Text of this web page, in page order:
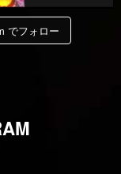
でフォロー